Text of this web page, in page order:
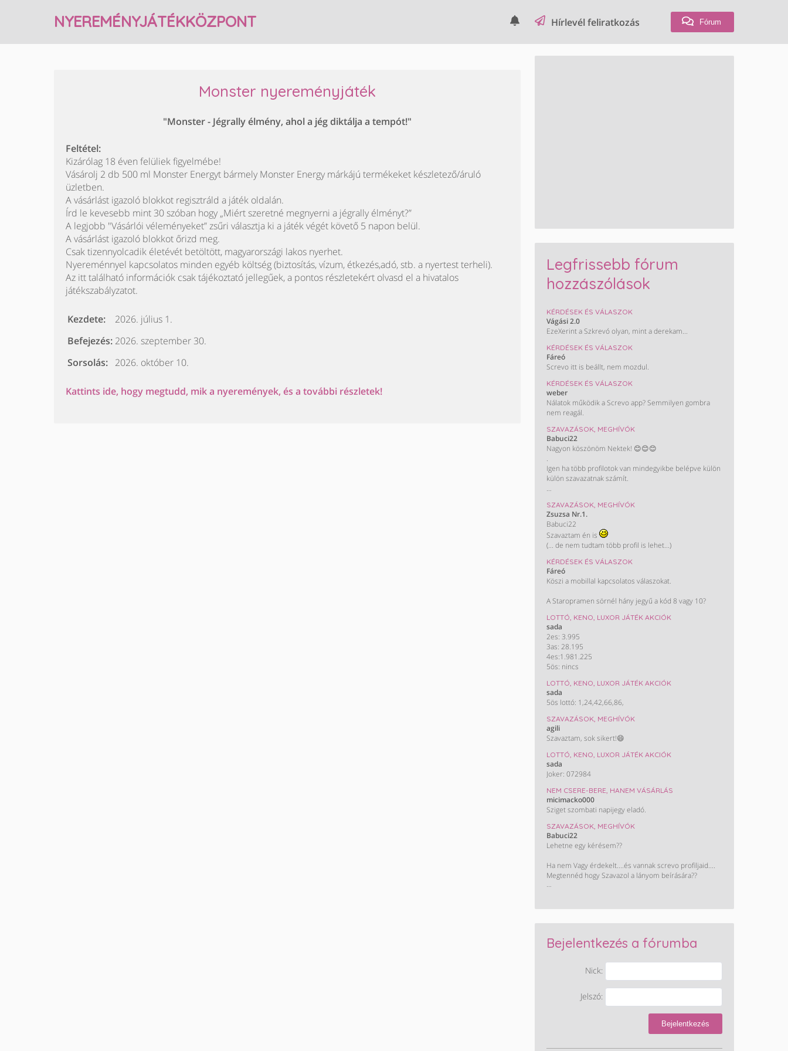
NYEREMÉNYJÁTÉKKÖZPONT Hírlevél feliratkozás Fórum
Monster nyereményjáték
"Monster - Jégrally élmény, ahol a jég diktálja a tempót!"
Feltétel:
Kizárólag 18 éven felüliek figyelmébe!
Vásárolj 2 db 500 ml Monster Energyt bármely Monster Energy márkájú termékeket készletező/áruló
üzletben.
A vásárlást igazoló blokkot regisztráld a játék oldalán.
Írd le kevesebb mint 30 szóban hogy „Miért szeretné megnyerni a jégrally élményt?”
A legjobb "Vásárlói véleményeket” zsűri választja ki a játék végét követő 5 napon belül.
A vásárlást igazoló blokkot őrizd meg.
Csak tizennyolcadik életévét betöltött, magyarországi lakos nyerhet.
Nyereménnyel kapcsolatos minden egyéb költség (biztosítás, vízum, étkezés,adó, stb. a nyertest terheli).
Az itt található információk csak tájékoztató jellegűek, a pontos részletekért olvasd el a hivatalos
játékszabályzatot.
Kezdete:
2026. július 1.
Befejezés: 2026. szeptember 30.
Sorsolás: 2026. október 10.
Kattints ide, hogy megtudd, mik a nyeremények, és a további részletek!
Legfrissebb fórum
hozzászólások
KÉRDÉSEK ÉS VÁLASZOK
Vágási 2.0
EzeXerint a Szkrevó olyan, mint a derekam...
KÉRDÉSEK ÉS VÁLASZOK
Fáreó
Screvo itt is beállt, nem mozdul.
KÉRDÉSEK ÉS VÁLASZOK
weber
Nálatok működik a Screvo app? Semmilyen gombra
nem reagál.
SZAVAZÁSOK, MEGHÍVÓK
Babuci22
Nagyon köszönöm Nektek! 😊😊😊
.
Igen ha több profilotok van mindegyikbe belépve külön
külön szavazatnak számít.
/ Most nem műkszik a screvo oldal de majd biztos
helyrehozzàk/
SZAVAZÁSOK, MEGHÍVÓK
Zsuzsa Nr.1.
Babuci22
Szavaztam én is
(... de nem tudtam több profil is lehet...)
KÉRDÉSEK ÉS VÁLASZOK
Fáreó
Köszi a mobillal kapcsolatos válaszokat.
A Staropramen sörnél hány jegyű a kód 8 vagy 10?
LOTTÓ, KENO, LUXOR JÁTÉK AKCIÓK
sada
2es: 3.995
3as: 28.195
4es:1.981.225
5ös: nincs
LOTTÓ, KENO, LUXOR JÁTÉK AKCIÓK
sada
5ös lottó: 1,24,42,66,86,
SZAVAZÁSOK, MEGHÍVÓK
agili
Szavaztam, sok sikert!😄
LOTTÓ, KENO, LUXOR JÁTÉK AKCIÓK
sada
Joker: 072984
NEM CSERE-BERE, HANEM VÁSÁRLÁS
micimacko000
Sziget szombati napijegy eladó.
SZAVAZÁSOK, MEGHÍVÓK
Babuci22
Lehetne egy kérésem??
Ha nem Vagy érdekelt....és vannak screvo profiljaid....
Megtennéd hogy Szavazol a lányom beírására??
Bejelentkezés a fórumba
Nick:
Jelszó:
Bejelentkezés